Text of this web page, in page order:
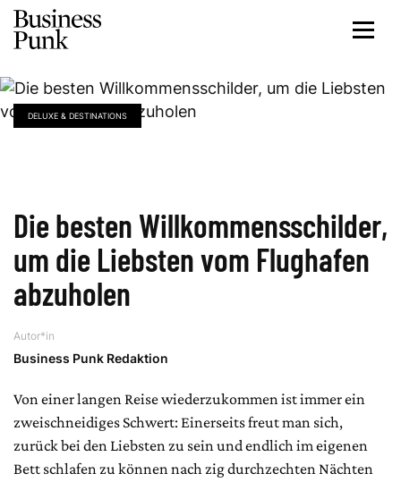
DELUXE & DESTINATIONS
Die besten Willkommensschilder,
um die Liebsten vom Flughafen
abzuholen
Autor*in
Business Punk Redaktion
Von einer langen Reise wiederzukommen ist immer ein
zweischneidiges Schwert: Einerseits freut man sich,
zurück bei den Liebsten zu sein und endlich im eigenen
Bett schlafen zu können nach zig durchzechten Nächten